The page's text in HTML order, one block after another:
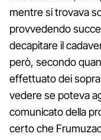
mentre si trovava
provvedendo
decapitare il
però, secondo
effettuato dei
vedere se poteva
comunicato della
certo che